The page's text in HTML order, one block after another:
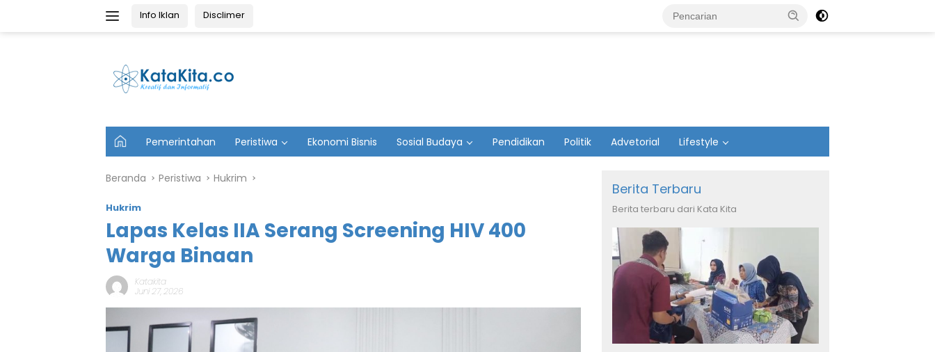
Info Iklan Disclimer
U
t
m
Pemerintahan Peristiwa Ekonomi Bisnis Sosial Budaya Pendidikan Politik Advetorial Lifestyle
Beranda Peristiwa Hukrim
Hukrim
Lapas Kelas IIA Serang Screening HIV 400
Warga Binaan
Katakita
Juni 27, 2026
Berita Terbaru
Berita terbaru dari Kata Kita